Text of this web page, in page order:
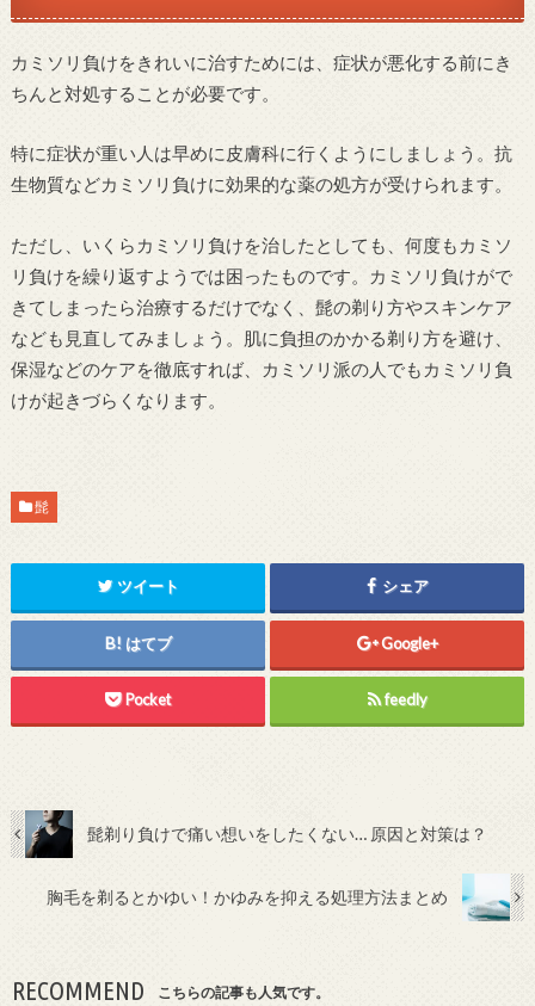
カミソリ負けをきれいに治すためには、症状が悪化する前にき
ちんと対処することが必要です。
特に症状が重い人は早めに皮膚科に行くようにしましょう。抗
生物質などカミソリ負けに効果的な薬の処方が受けられます。
ただし、いくらカミソリ負けを治したとしても、何度もカミソ
リ負けを繰り返すようでは困ったものです。カミソリ負けがで
きてしまったら治療するだけでなく、髭の剃り方やスキンケア
なども見直してみましょう。肌に負担のかかる剃り方を避け、
保湿などのケアを徹底すれば、カミソリ派の人でもカミソリ負
けが起きづらくなります。
髭
ツイート シェア
はてブ Google+
Pocket feedly
髭剃り負けで痛い想いをしたくない… 原因と対策は？
胸毛を剃るとかゆい！かゆみを抑える処理方法まとめ
RECOMMEND こちらの記事も人気です。